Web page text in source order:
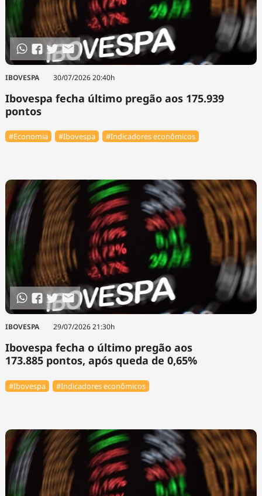
IBOVESPA 30/07/2026 20:40h
Ibovespa fecha último pregão aos 175.939
pontos
#Economia #Ibovespa #Indicadores econômicos
IBOVESPA 29/07/2026 21:30h
Ibovespa fecha o último pregão aos
173.885 pontos, após queda de 0,65%
#Ibovespa #Indicadores econômicos